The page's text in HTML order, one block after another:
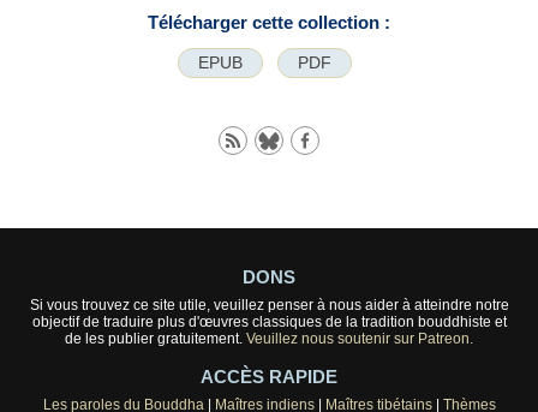
Télécharger cette collection :
EPUB PDF
DONS
Si vous trouvez ce site utile, veuillez penser à nous aider à atteindre notre
objectif de traduire plus d'œuvres classiques de la tradition bouddhiste et
de les publier gratuitement. Veuillez nous soutenir sur Patreon.
ACCÈS RAPIDE
Les paroles du Bouddha| Maîtres indiens| Maîtres tibétains| Thèmes